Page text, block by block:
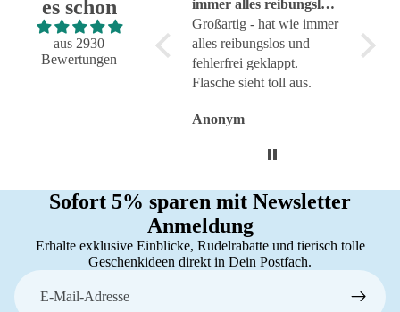
es schon
aus 2930
Bewertungen
Super!
immer alles reibungslos
und fehlerfrei geklappt
Großartig - hat wie immer
alles reibungslos und
fehlerfrei geklappt.
Flasche sieht toll aus.
Anonym
Sofort 5% sparen mit Newsletter
Anmeldung
Erhalte exklusive Einblicke, Rudelrabatte und tierisch tolle
Geschenkideen direkt in Dein Postfach.
E-Mail